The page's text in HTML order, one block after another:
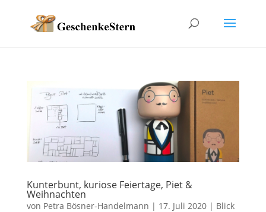
Kunterbunt, kuriose Feiertage, Piet &
Weihnachten
von Petra Bösner-Handelmann | 17. Juli 2020| Blick